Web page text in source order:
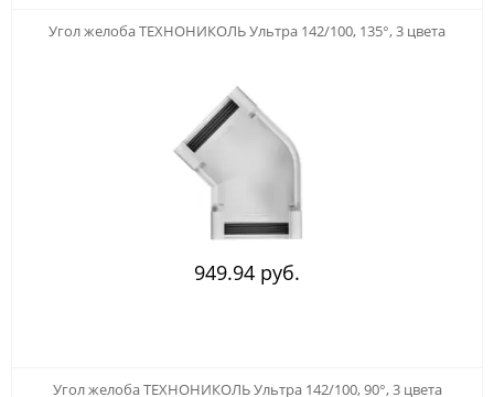
Угол желоба ТЕХНОНИКОЛЬ Ультра 142/100, 135°, 3 цвета
949.94 руб.
Угол желоба ТЕХНОНИКОЛЬ Ультра 142/100, 90°, 3 цвета